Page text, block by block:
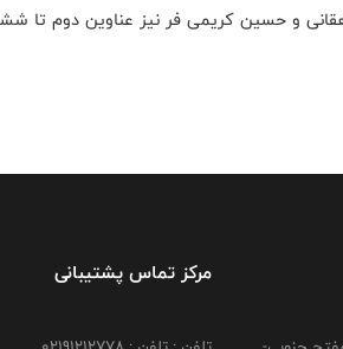
و حسین کریمی فر نیز عناوین دوم تا
مرکز تماس پشتیبانی